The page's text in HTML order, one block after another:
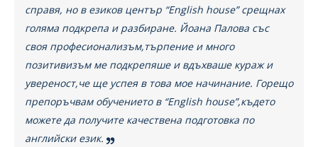
справя, но в езиков център “English house” срещнах
голяма подкрепа и разбиране. Йоана Пaлова със
своя професионализъм,търпение и много
позитивизъм ме подкрепяше и вдъхваше кураж и
увереност,че ще успея в това мое начинание. Горещо
препоръчвам обучението в “English house”,където
можете да получите качествена подготовка по
английски език.